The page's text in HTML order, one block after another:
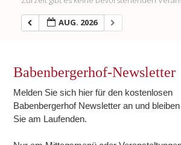
AUG. 2026
Babenbergerhof-Newsletter
Melden Sie sich hier für den kostenlosen
Babenbergerhof Newsletter an und bleiben
Sie am Laufenden.